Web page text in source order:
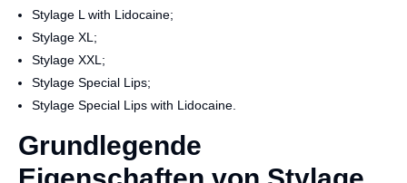
Stylage L with Lidocaine;
Stylage XL;
Stylage XXL;
Stylage Special Lips;
Stylage Special Lips with Lidocaine.
Grundlegende